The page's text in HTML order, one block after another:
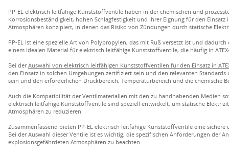
PP-EL elektrisch leitfähige Kunststoffventile haben in der chemischen und
Korrosionsbeständigkeit, hohen Schlagfestigkeit und ihrer Eignung für den
Atmosphären konzipiert, in denen das Risiko von Zündungen durch statische
PP-EL ist eine spezielle Art von Polypropylen, das mit Ruß versetzt ist und
einem idealen Material für elektrisch leitfähige Kunststoffventile, die häufig in
Bei derAuswahl von elektrisch leitfähigen Kunststoffventilen für den Einsatz in
den Einsatz in solchen Umgebungen zertifiziert sein und den relevanten
sein und den erforderlichen Druckbereich, Temperaturbereich und die chemische
Auch die Kompatibilität der Ventilmaterialien mit den zu handhabenden Medien
elektrisch leitfähige Kunststoffventile sind speziell entwickelt, um statische
Atmosphären zu reduzieren.
Zusammenfassend bieten PP-EL elektrisch leitfähige Kunststoffventile eine
Bei der Auswahl dieser Ventile ist es wichtig, die spezifischen Anforderungen der
explosionsgefährdeten Atmosphären zu beachten.